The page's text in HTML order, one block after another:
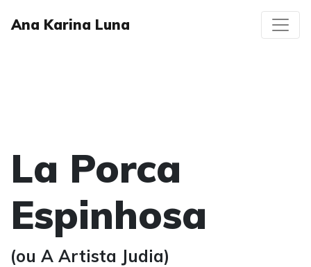
Ana Karina Luna
La Porca
Espinhosa
(ou A Artista Judia)